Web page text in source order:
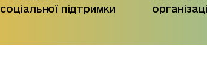
соціальної підтримки